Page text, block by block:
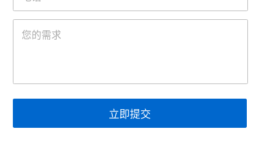
立即提交